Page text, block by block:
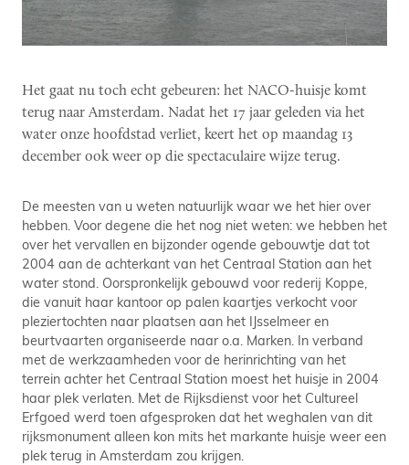
Het gaat nu toch echt gebeuren: het NACO-huisje komt
terug naar Amsterdam. Nadat het 17 jaar geleden via het
water onze hoofdstad verliet, keert het op maandag 13
december ook weer op die spectaculaire wijze terug.
De meesten van u weten natuurlijk waar we het hier over
hebben. Voor degene die het nog niet weten: we hebben het
over het vervallen en bijzonder ogende gebouwtje dat tot
2004 aan de achterkant van het Centraal Station aan het
water stond. Oorspronkelijk gebouwd voor rederij Koppe,
die vanuit haar kantoor op palen kaartjes verkocht voor
pleziertochten naar plaatsen aan het IJsselmeer en
beurtvaarten organiseerde naar o.a. Marken. In verband
met de werkzaamheden voor de herinrichting van het
terrein achter het Centraal Station moest het huisje in 2004
haar plek verlaten. Met de Rijksdienst voor het Cultureel
Erfgoed werd toen afgesproken dat het weghalen van dit
rijksmonument alleen kon mits het markante huisje weer een
plek terug in Amsterdam zou krijgen.